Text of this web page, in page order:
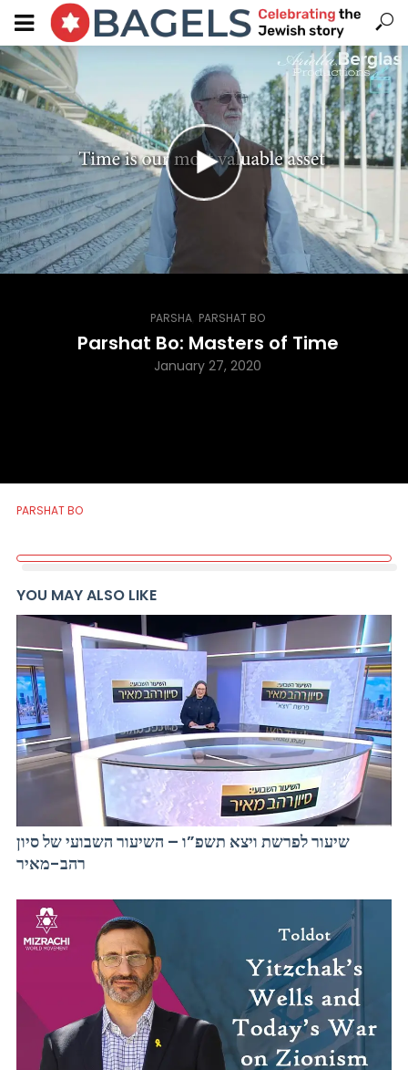
PARSHA PARSHAT BO
Parshat Bo: Masters of Time
January 27, 2020
PARSHAT BO
YOU MAY ALSO LIKE
שיעור לפרשת ויצא תשפ”ו – השיעור השבועי של סיון
רהב-מאיר